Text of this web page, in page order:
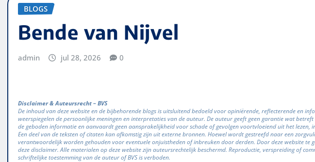
BLOGS
Bende van Nijvel
admin jul 28, 2026 0
Disclaimer & Auteursrecht – BVS
De inhoud van deze website en de bijbehorende blogs is uitsluitend bedoeld voor opiniërende, reflecterende en
weerspiegelen de persoonlijke meningen en interpretaties van de auteur. De auteur geeft geen garantie wat
de geboden informatie en aanvaardt geen aansprakelijkheid voor schade of gevolgen voortvloeiend uit het lezen,
Een deel van de teksten of citaten kan afkomstig zijn uit externe bronnen. Hoewel wordt gestreefd naar een
verantwoordelijk worden gehouden voor eventuele onjuistheden of inbreuken door derden. Door deze website te
deze disclaimer. Alle materialen op deze website zijn auteursrechtelijk beschermd. Reproductie, verspreiding of
schriftelijke toestemming van de auteur of BVS is verboden.